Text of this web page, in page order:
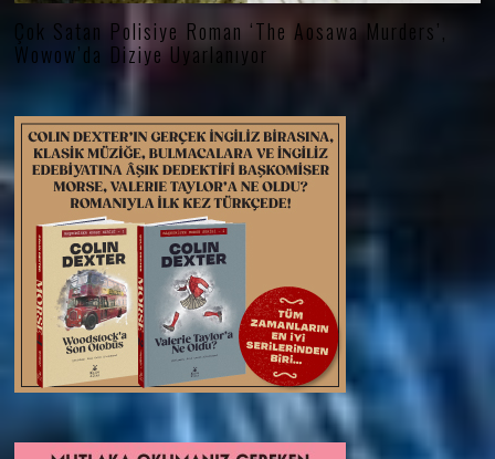
Çok Satan Polisiye Roman ‘The Aosawa Murders’,
Wowow’da Diziye Uyarlanıyor